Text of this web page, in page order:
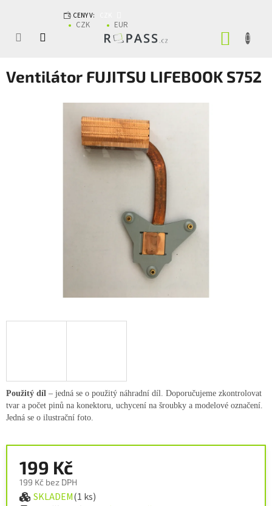
CENY V:
CZK EUR
Ventilátor FUJITSU LIFEBOOK S752
199 Kč
199 Kč bez DPH
Měrná cena:
SKLADEM(1 ks)
Použitý díl – jedná se o použitý náhradní díl. Doporučujeme zkontrolovat
tvar a počet pinů na konektoru, uchycení na šroubky a modelové označení.
Jedná se o ilustrační foto.